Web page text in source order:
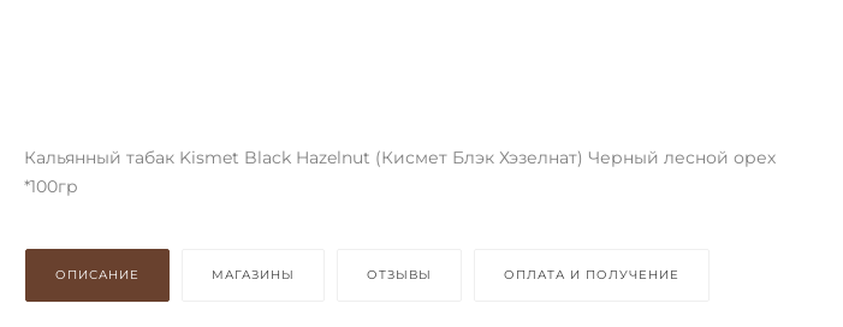
Кальянный табак Kismet Black Hazelnut (Кисмет Блэк Хэзелнат) Черный лесной орех
*100гр
ОПИСАНИЕ МАГАЗИНЫ ОТЗЫВЫ ОПЛАТА И ПОЛУЧЕНИЕ